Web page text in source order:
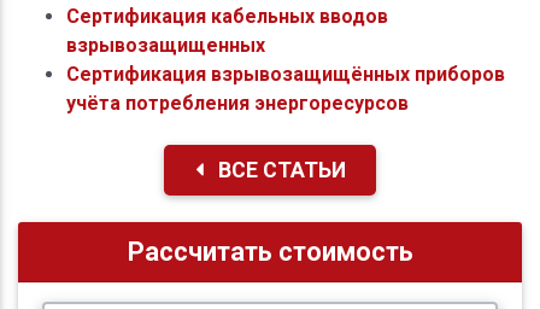
Сертификация кабельных вводов
взрывозащищенных
Сертификация взрывозащищённых приборов
учёта потребления энергоресурсов
ВСЕ СТАТЬИ
Рассчитать стоимость